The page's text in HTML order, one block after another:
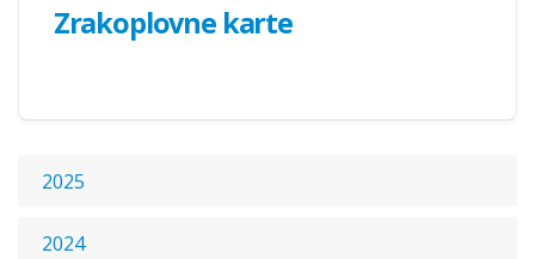
Zrakoplovne karte
2025
2024